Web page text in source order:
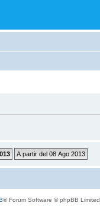
® Forum Software © phpBB Limited